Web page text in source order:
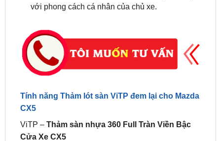
Tính năng Thảm lót sàn ViTP đem lại cho Mazda
ViTP –Thảm sàn nhựa 360 Full Tràn Viền Bậc
Cửa Xe CX5
✔️ Được đúc khuôn tràn viền bậc cửa xe